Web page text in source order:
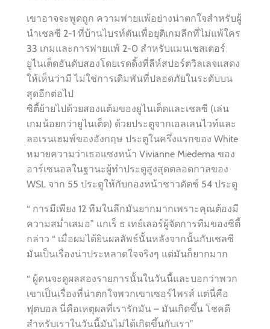
เขาอาจจะพูดถูก ความพ่ายแพ้อย่างน่าตกใจสำหรับผู้
นำเชลซี 2-1 ที่บ้านไบรท์ตันเพื่อยุติเกมลีกที่ไม่แพ้ใคร
33 เกมและการพ่ายแพ้ 2-0 สำหรับแมนเชสเตอร์
ยูไนเต็ดอันดับสองโดยเรดดิ้งที่ลีห์สปอร์ตวิลเลจแสดง
ให้เห็นว่ามี ไม่ใช่การเดิมพันที่ปลอดภัยในระดับบน
สุดอีกต่อไป
ซิตี้ย้ายไปด้วยสองแต้มของยูไนเต็ดและเชลซี (เล่น
เกมน้อยกว่ายูไนเต็ด) ด้วยประตูจากเอลเลนไวท์และ
ลอเรนเฮมพ์ของอังกฤษ ประตูในครึ่งแรกของ White
หมายความว่าเธอแซงหน้า Vivianne Miedema ของ
อาร์เซนอลในฐานะผู้ทำประตูสูงสุดตลอดกาลของ
WSL จาก 55 ประตูให้กับกองหน้าชาวดัตช์ 54 ประตู
“ การมีเพียง 12 ทีมในลีกมันยากมากเพราะคุณต้องมี
ความสม่ำเสมอ” แกเร็ ธ เทย์เลอร์ผู้จัดการทีมของซิตี้
กล่าว “ เมื่อผมได้ยินผลลัพธ์นั้นหลังจากนั้นกับเชลซี
มันเป็นเรื่องน่าประหลาดใจจริงๆ แต่มันก็ยากมาก
“ ผู้คนจะดูผลสองรายการนั้นในวันนี้และบอกว่าพวก
เขาเป็นเรื่องที่น่าตกใจพวกเขาเซอร์ไพรส์ แต่นี่คือ
ฟุตบอล นี่คือเหตุผลที่เรารักมัน – มันเกิดขึ้น โชคดี
สำหรับเราในวันนี้มันไม่ได้เกิดขึ้นกับเรา”